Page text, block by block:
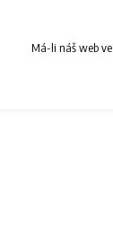
Má-li náš web